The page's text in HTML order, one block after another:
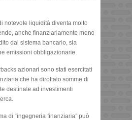
notevole liquidità diventa molto
anche finanziariamente meno
dal sistema bancario, sia
emissioni obbligazionarie.
azionari sono stati esercitati
che ha dirottato somme di
destinate ad investimenti
di “ingegneria finanziaria” può